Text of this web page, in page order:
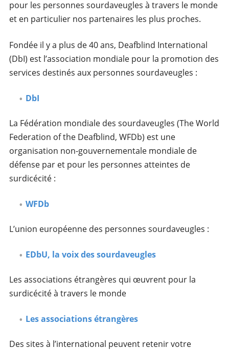
pour les personnes sourdaveugles à travers le monde
et en particulier nos partenaires les plus proches.
Fondée il y a plus de 40 ans, Deafblind International
(DbI) est l’association mondiale pour la promotion des
services destinés aux personnes sourdaveugles :
DbI
La Fédération mondiale des sourdaveugles (The World
Federation of the Deafblind, WFDb) est une
organisation non-gouvernementale mondiale de
défense par et pour les personnes atteintes de
surdicécité :
WFDb
L’union européenne des personnes sourdaveugles :
EDbU, la voix des sourdaveugles
Les associations étrangères qui œuvrent pour la
surdicécité à travers le monde
Les associations étrangères
Des sites à l’international peuvent retenir votre